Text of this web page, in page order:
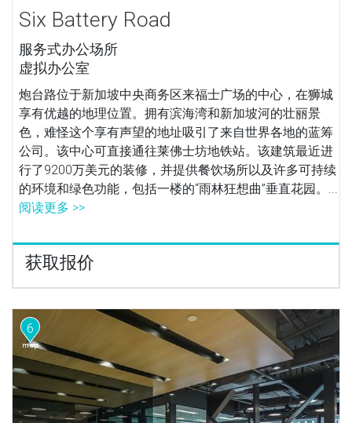
Six Battery Road
服务式办公场所
虚拟办公室
炮台路位于新加坡中央商务区来福士广场的中心，在狮城
享有优越的地理位置。拥有滨海湾和新加坡河的壮丽景
色，难怪这个享有声望的地址吸引了来自世界各地的蓝筹
公司。该中心可直接通往莱佛士坊地铁站。该建筑最近进
行了9200万美元的装修，并提供餐饮场所以及许多可持续
的环境和绿色功能，包括一楼的“雨林狂想曲”垂直花园。...
阅读更多 >>
获取报价
6